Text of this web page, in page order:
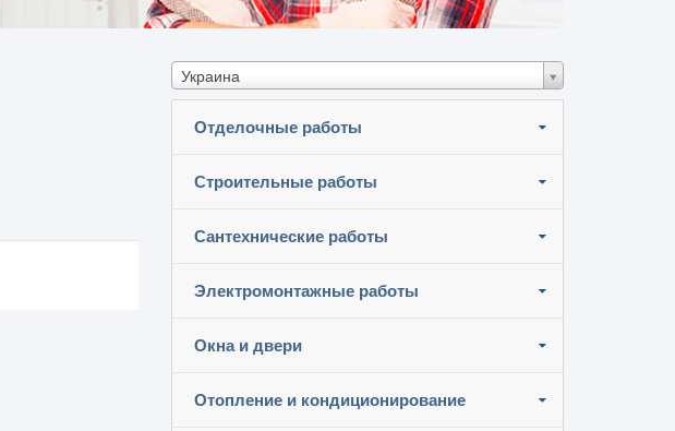
Украина
Отделочные работы
Строительные работы
Сантехнические работы
Электромонтажные работы
Окна и двери
Отопление и кондиционирование